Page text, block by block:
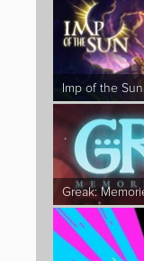
Imp of the Sun
Greak: